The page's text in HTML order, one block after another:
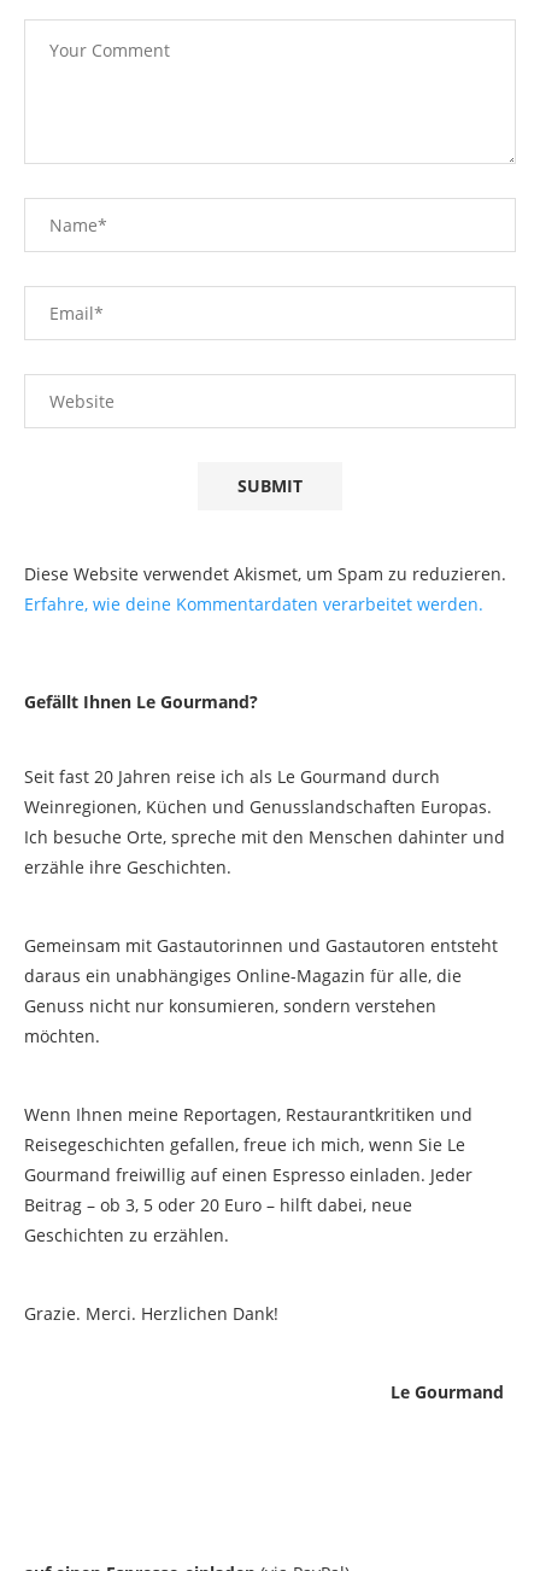
Diese Website verwendet Akismet, um Spam zu reduzieren.
Erfahre, wie deine Kommentardaten verarbeitet werden.
Gefällt Ihnen Le Gourmand?
Seit fast 20 Jahren reise ich als Le Gourmand durch
Weinregionen, Küchen und Genusslandschaften Europas.
Ich besuche Orte, spreche mit den Menschen dahinter und
erzähle ihre Geschichten.
Gemeinsam mit Gastautorinnen und Gastautoren entsteht
daraus ein unabhängiges Online-Magazin für alle, die
Genuss nicht nur konsumieren, sondern verstehen
möchten.
Wenn Ihnen meine Reportagen, Restaurantkritiken und
Reisegeschichten gefallen, freue ich mich, wenn Sie Le
Gourmand freiwillig auf einen Espresso einladen. Jeder
Beitrag – ob 3, 5 oder 20 Euro – hilft dabei, neue
Geschichten zu erzählen.
Grazie. Merci. Herzlichen Dank!
Le Gourmand